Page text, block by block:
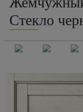
Стекло